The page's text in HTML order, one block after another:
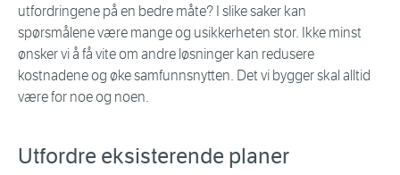
utfordringene på en bedre måte? I slike saker kan
spørsmålene være mange og usikkerheten stor. Ikke minst
ønsker vi å få vite om andre løsninger kan redusere
kostnadene og øke samfunnsnytten. Det vi bygger skal alltid
være for noe og noen.
Utfordre eksisterende planer